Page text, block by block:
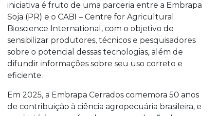
iniciativa é fruto de uma parceria entre a Embrapa
Soja (PR) e o CABI – Centre for Agricultural
Bioscience International, com o objetivo de
sensibilizar produtores, técnicos e pesquisadores
sobre o potencial dessas tecnologias, além de
difundir informações sobre seu uso correto e
eficiente.
Em 2025, a Embrapa Cerrados comemora 50 anos
de contribuição à ciência agropecuária brasileira, e